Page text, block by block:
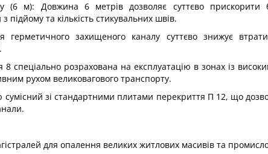
(6 м): Довжина 6 метрів дозволяє суттєво прискорити
підйому та кількість стикувальних швів.
герметичного захищеного каналу суттєво знижує
8 спеціально розрахована на експлуатацію в зонах із
рухом великовагового транспорту.
сумісний зі стандартними плитами перекриття П 12, що
для опалення великих житлових масивів та